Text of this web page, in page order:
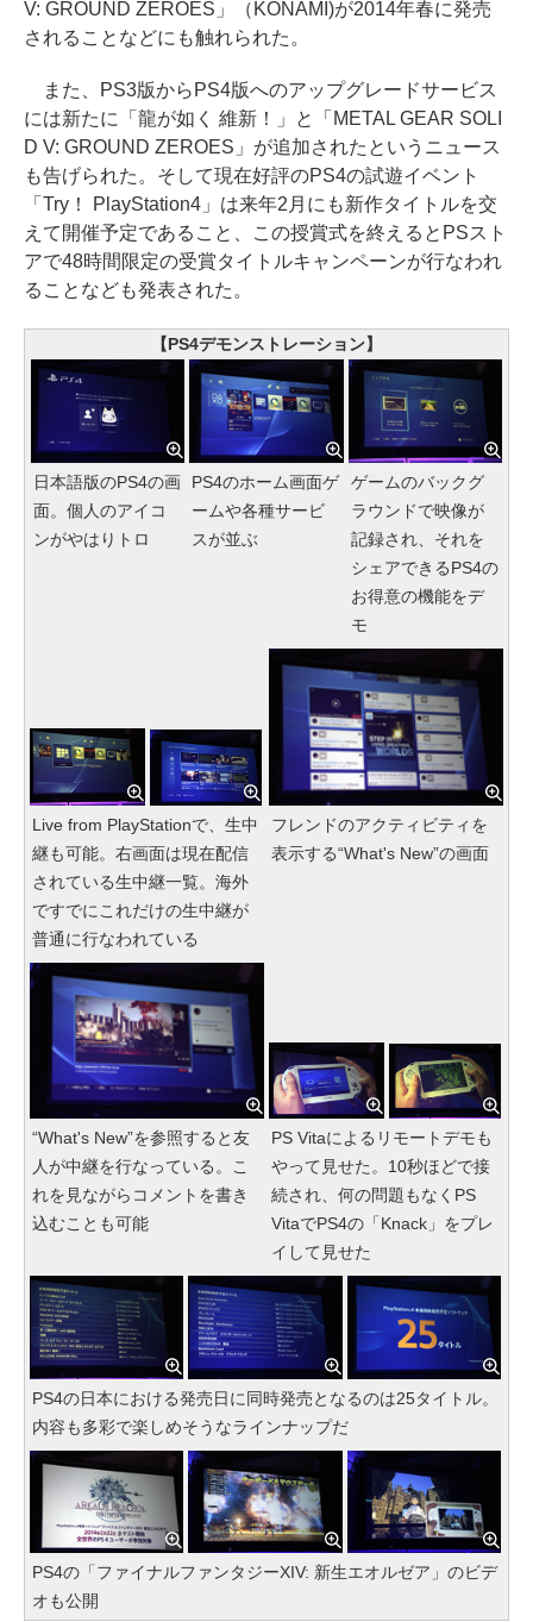
V: GROUND ZEROES」（KONAMI)が2014年春に発売
されることなどにも触れられた。
また、PS3版からPS4版へのアップグレードサービス
には新たに「龍が如く 維新！」と「METAL GEAR SOLI
D V: GROUND ZEROES」が追加されたというニュース
も告げられた。そして現在好評のPS4の試遊イベント
「Try！ PlayStation4」は来年2月にも新作タイトルを交
えて開催予定であること、この授賞式を終えるとPSスト
アで48時間限定の受賞タイトルキャンペーンが行なわれ
ることなども発表された。
【PS4デモンストレーション】
日本語版のPS4の画
面。個人のアイコ
ンがやはりトロ
PS4のホーム画面ゲ
ームや各種サービ
スが並ぶ
ゲームのバックグ
ラウンドで映像が
記録され、それを
シェアできるPS4の
お得意の機能をデ
モ
Live from PlayStationで、生中
継も可能。右画面は現在配信
されている生中継一覧。海外
ですでにこれだけの生中継が
普通に行なわれている
フレンドのアクティビティを
表示する“What's New”の画面
“What's New”を参照すると友
人が中継を行なっている。こ
れを見ながらコメントを書き
込むことも可能
PS Vitaによるリモートデモも
やって見せた。10秒ほどで接
続され、何の問題もなくPS
VitaでPS4の「Knack」をプレ
イして見せた
PS4の日本における発売日に同時発売となるのは25タイトル。
内容も多彩で楽しめそうなラインナップだ
PS4の「ファイナルファンタジーXIV: 新生エオルゼア」のビデ
オも公開